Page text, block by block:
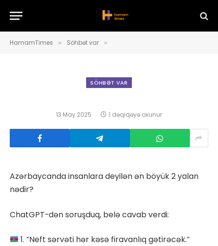
HamamTimes » Söhbət var »
SÖHBƏT VAR
13 May 2025 1 dəqiqəyə oxunur
Azərbaycanda insanlara deyilən ən böyük 2 yalan
nədir?
ChatGPT-dən soruşduq, belə cavab verdi:
1. “Neft sərvəti hər kəsə firavanlıq gətirəcək.”